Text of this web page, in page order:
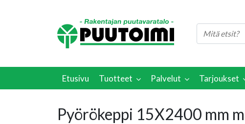
Etusivu Tuotteet Palvelut Tarjoukset
Pyörökeppi 15X2400 mm